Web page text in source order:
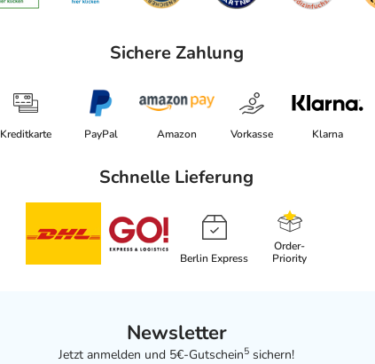
Sichere Zahlung
Kreditkarte PayPal Amazon Vorkasse Klarna
Schnelle Lieferung
Berlin Express
Order-
Priority
Newsletter
Jetzt anmelden und 5€-Gutschein5 sichern!